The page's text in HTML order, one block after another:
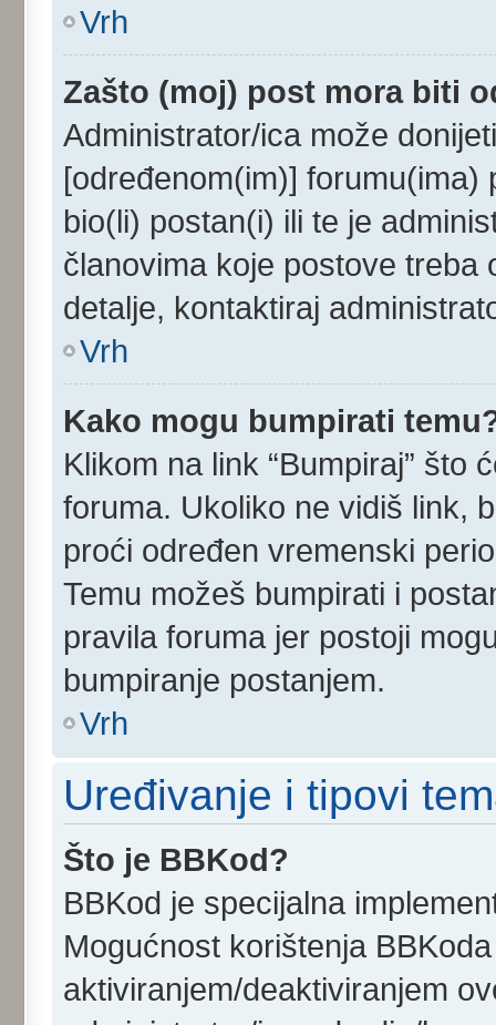
Vrh
Zašto (moj) post mora biti
Administrator/ica može
[određenom(im)]
bio(li) postan(i) ili te je
članovima koje postove treba
detalje, kontaktiraj
Vrh
Kako mogu bumpirati
Klikom na link “Bumpiraj” što
foruma. Ukoliko ne vidiš link,
proći određen vremenski
Temu možeš bumpirati i
pravila foruma jer postoji
bumpiranje postanjem.
Vrh
Uređivanje i tipovi
Što je BBKod?
BBKod je specijalna
Mogućnost korištenja
aktiviranjem/deaktiviranjem